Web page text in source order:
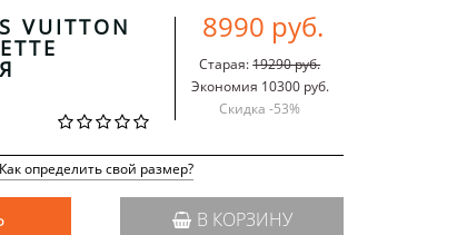
VUITTON 8990 руб.
Старая:19290 руб.
Экономия 10300 руб.
Скидка -53%
Как определить свой размер?
В КОРЗИНУ